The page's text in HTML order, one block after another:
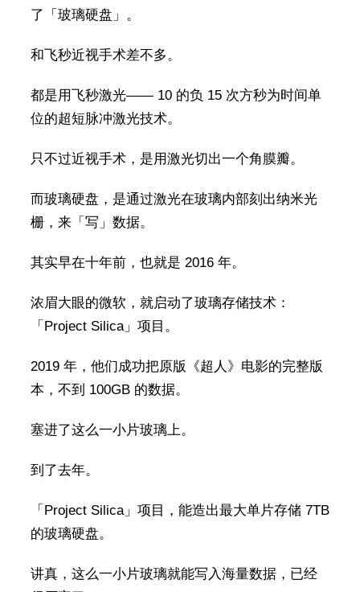
了「玻璃硬盘」。
和飞秒近视手术差不多。
都是用飞秒激光—— 10 的负 15 次方秒为时间单
位的超短脉冲激光技术。
只不过近视手术，是用激光切出一个角膜瓣。
而玻璃硬盘，是通过激光在玻璃内部刻出纳米光
栅，来「写」数据。
其实早在十年前，也就是 2016 年。
浓眉大眼的微软，就启动了玻璃存储技术：
「Project Silica」项目。
2019 年，他们成功把原版《超人》电影的完整版
本，不到 100GB 的数据。
塞进了这么一小片玻璃上。
到了去年。
「Project Silica」项目，能造出最大单片存储 7TB
的玻璃硬盘。
讲真，这么一小片玻璃就能写入海量数据，已经